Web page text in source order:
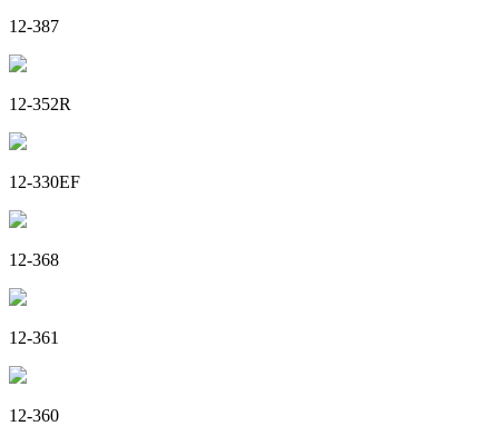
12-387
12-352R
12-330EF
12-368
12-361
12-360